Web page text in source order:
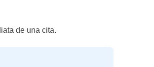
de una cita.